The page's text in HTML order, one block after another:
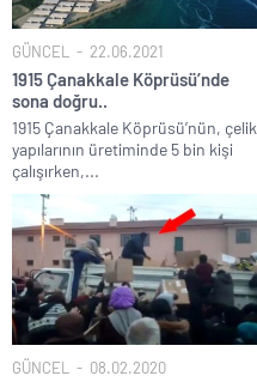
GÜNCEL 22.06.2021
1915 Çanakkale Köprüsü’nde
sona doğru..
1915 Çanakkale Köprüsü’nün, çelik
yapılarının üretiminde 5 bin kişi
çalışırken,...
GÜNCEL 08.02.2020